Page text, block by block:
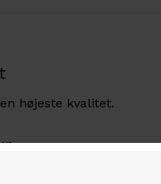
højeste kvalitet.